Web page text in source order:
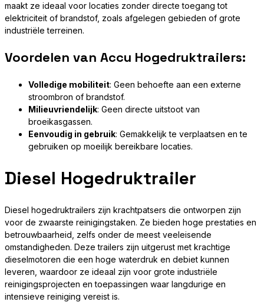
maakt ze ideaal voor locaties zonder directe toegang tot
elektriciteit of brandstof, zoals afgelegen gebieden of grote
industriële terreinen.
Voordelen van Accu Hogedruktrailers:
Volledige mobiliteit: Geen behoefte aan een externe
stroombron of brandstof.
Milieuvriendelijk: Geen directe uitstoot van
broeikasgassen.
Eenvoudig in gebruik: Gemakkelijk te verplaatsen en te
gebruiken op moeilijk bereikbare locaties.
Diesel Hogedruktrailer
Diesel hogedruktrailers zijn krachtpatsers die ontworpen zijn
voor de zwaarste reinigingstaken. Ze bieden hoge prestaties en
betrouwbaarheid, zelfs onder de meest veeleisende
omstandigheden. Deze trailers zijn uitgerust met krachtige
dieselmotoren die een hoge waterdruk en debiet kunnen
leveren, waardoor ze ideaal zijn voor grote industriële
reinigingsprojecten en toepassingen waar langdurige en
intensieve reiniging vereist is.